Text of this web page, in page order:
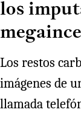
los
Los restos
imágenes de
llamada